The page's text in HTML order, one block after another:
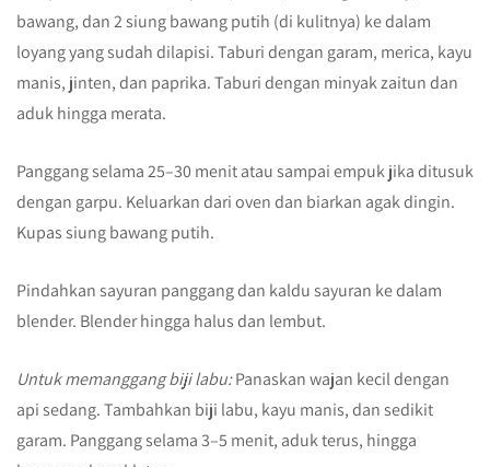
bawang, dan 2 siung bawang putih (di kulitnya) ke dalam
loyang yang sudah dilapisi. Taburi dengan garam, merica, kayu
manis, jinten, dan paprika. Taburi dengan minyak zaitun dan
aduk hingga merata.
Panggang selama 25–30 menit atau sampai empuk jika ditusuk
dengan garpu. Keluarkan dari oven dan biarkan agak dingin.
Kupas siung bawang putih.
Pindahkan sayuran panggang dan kaldu sayuran ke dalam
blender. Blender hingga halus dan lembut.
Untuk memanggang biji labu:Panaskan wajan kecil dengan
api sedang. Tambahkan biji labu, kayu manis, dan sedikit
garam. Panggang selama 3–5 menit, aduk terus, hingga